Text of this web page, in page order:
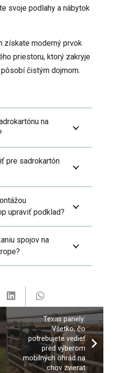
svoje podlahy a nábytok
získate moderný prvok
priestoru, ktorý zakryje
čistým dojmom.
na
pre sadrokartón
upraviť podklad?
spojov na
Texas panely:
Všetko, čo
potrebujete vedieť
pred výberom
mobilných ohrád na
chov zvierat